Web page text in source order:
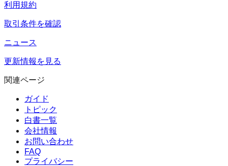
利用規約
取引条件を確認
ニュース
更新情報を見る
関連ページ
ガイド
トピック
白書一覧
会社情報
お問い合わせ
FAQ
プライバシー